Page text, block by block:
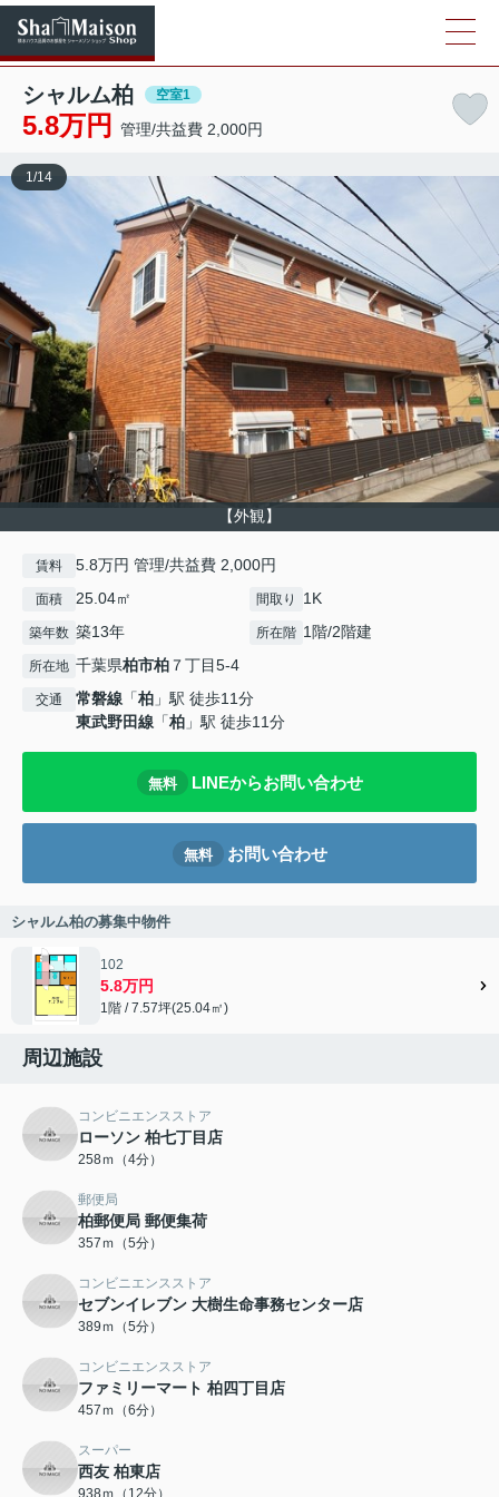
シャルム柏 空室1
5.8万円 管理/共益費 2,000円
【外観】
1 /14
賃料 5.8万円 管理/共益費 2,000円
面積 25.04㎡ 間取り 1K
築年数 築13年 所在階 1階/2階建
所在地 千葉県柏市柏 ７丁目5-4
交通 常磐線 「柏 」駅 徒歩11分
東武野田線 「柏 」駅 徒歩11分
無料 LINEからお問い合わせ
無料 お問い合わせ
シャルム柏の募集中物件
102
5.8万円
1階 / 7.57坪(25.04㎡)
周辺施設
コンビニエンスストア
ローソン 柏七丁目店
258ｍ（4分）
郵便局
柏郵便局 郵便集荷
357ｍ（5分）
コンビニエンスストア
セブンイレブン 大樹生命事務センター店
389ｍ（5分）
コンビニエンスストア
ファミリーマート 柏四丁目店
457ｍ（6分）
スーパー
西友 柏東店
938ｍ（12分）